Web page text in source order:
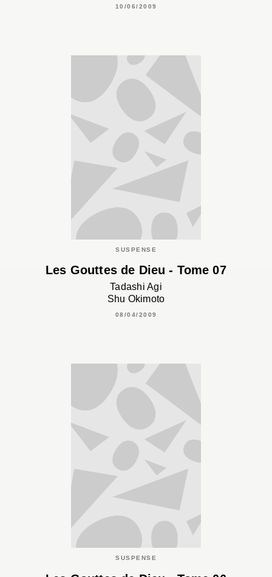
10/06/2009
SUSPENSE
Les Gouttes de Dieu - Tome 07
Tadashi Agi
Shu Okimoto
08/04/2009
SUSPENSE